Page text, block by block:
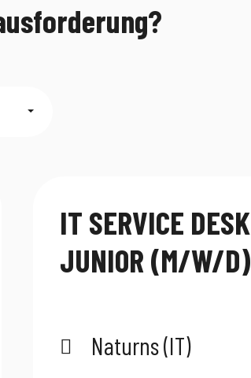
IT SERVICE DESK
JUNIOR (M/W/D)
Naturns (IT)